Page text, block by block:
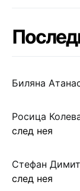
Биляна
Росица
след нея
Стефан
след нея